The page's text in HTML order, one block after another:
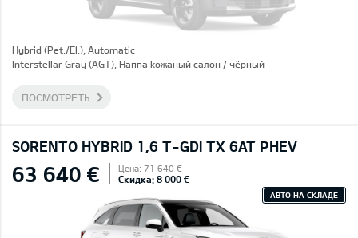
Hybrid (Pet./El.), Automatic
Interstellar Gray (AGT), Hаппа kожаный салон / чёрный
ПОСМОТРЕТЬ
SORENTO HYBRID 1,6 T-GDI TX 6AT PHEV
63 640 € Цена: 71 640 €
Скидка: 8 000 €
АВТО НА СКЛАДЕ